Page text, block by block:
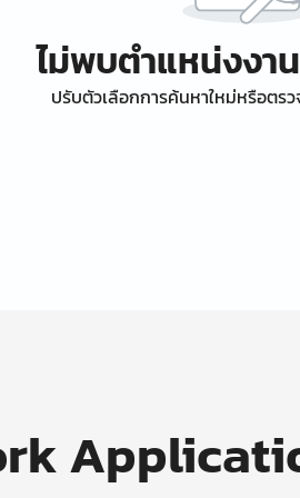
ไม่พบตำแหน่งง
ปรับตัวเลือกการค้นหาใหม่หรือตร